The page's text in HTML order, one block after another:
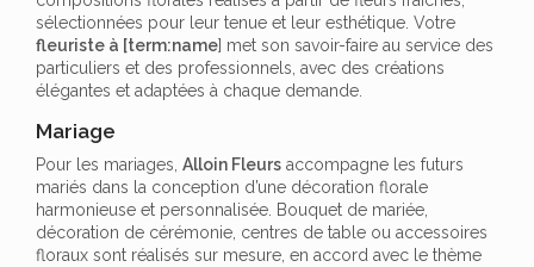
sélectionnées pour leur tenue et leur esthétique. Votre
fleuriste à [term:name] met son savoir-faire au service des
particuliers et des professionnels, avec des créations
élégantes et adaptées à chaque demande.
Mariage
Pour les mariages, Alloin Fleurs accompagne les futurs
mariés dans la conception d’une décoration florale
harmonieuse et personnalisée. Bouquet de mariée,
décoration de cérémonie, centres de table ou accessoires
floraux sont réalisés sur mesure, en accord avec le thème